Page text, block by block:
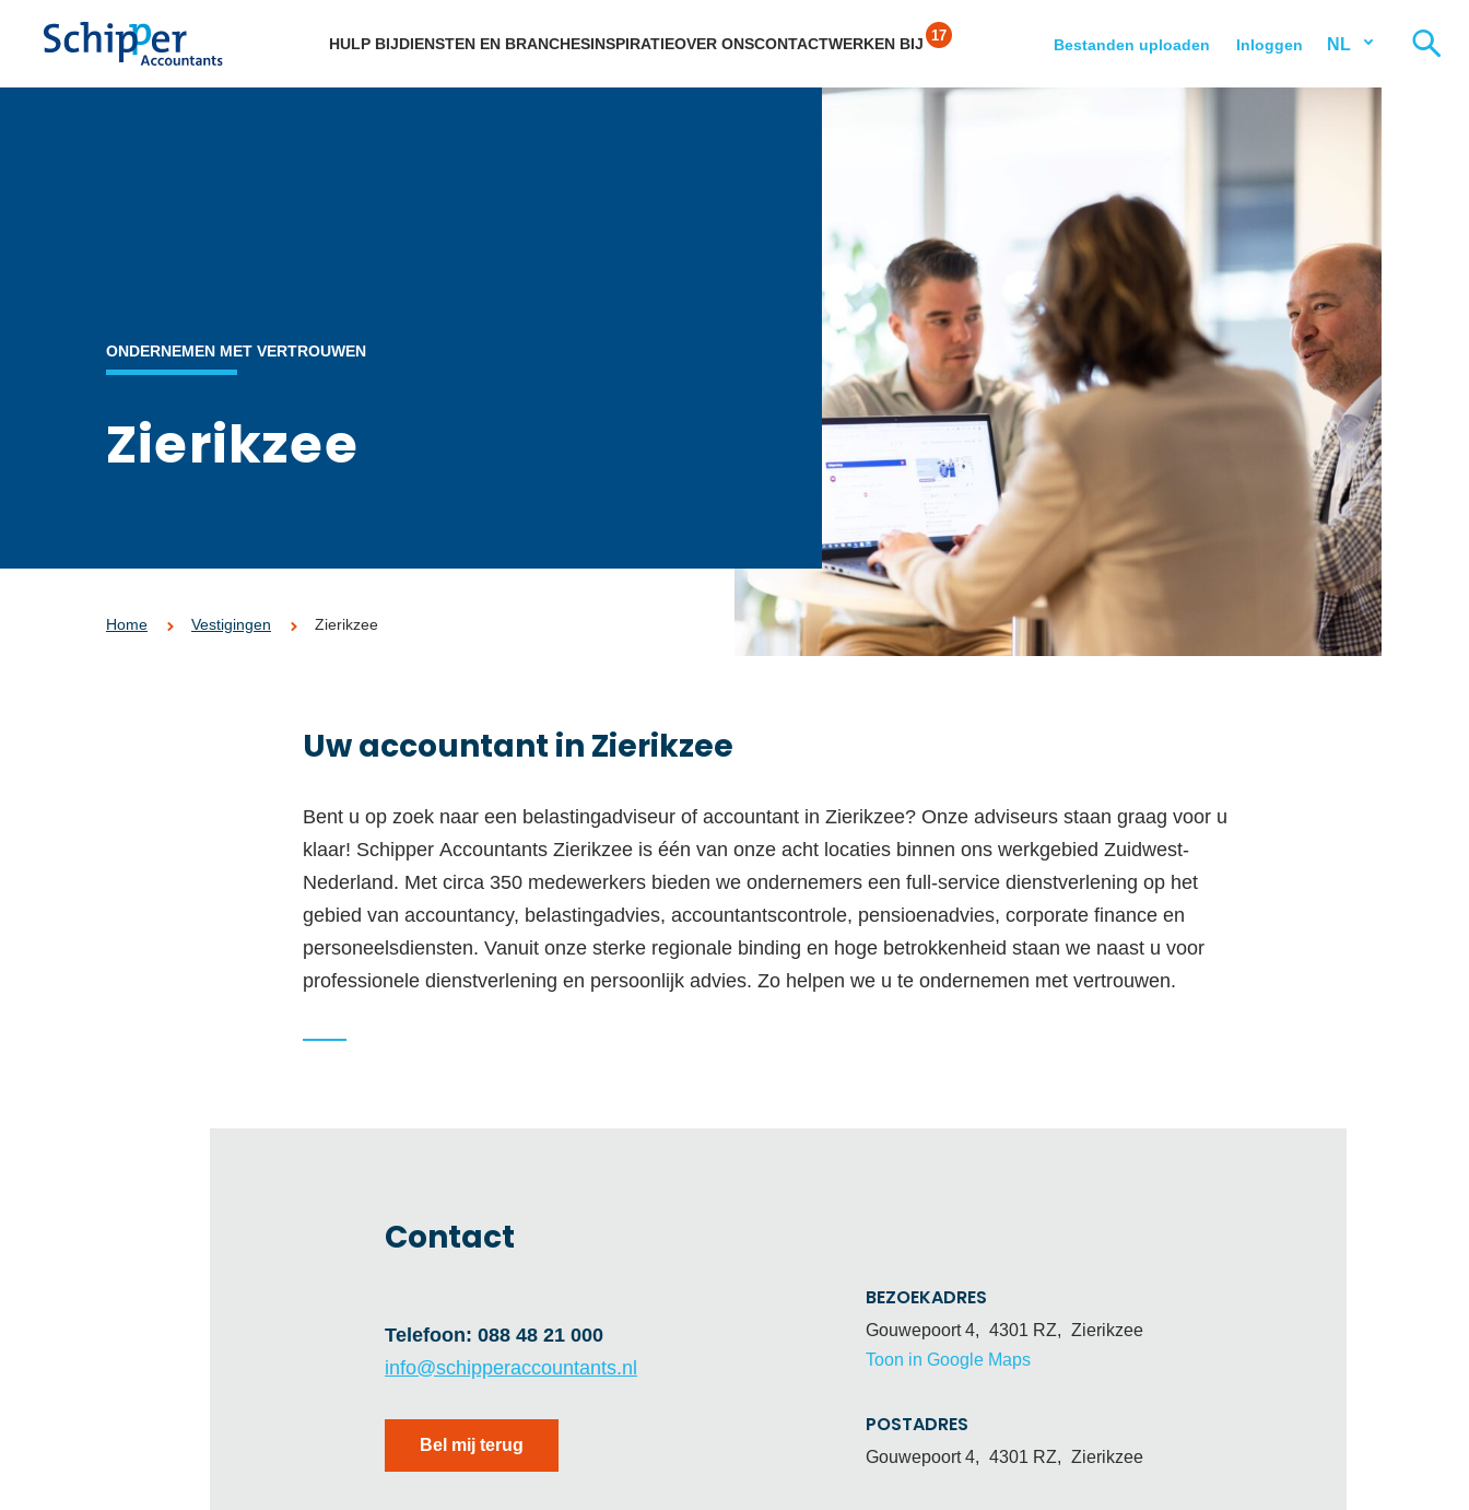
HULP BIJDIENSTEN EN BRANCHESINSPIRATIEOVER ONSCONTACTWERKEN BIJ Bestanden uploaden Inloggen NL
ONDERNEMEN MET VERTROUWEN
Zierikzee
Home Vestigingen Zierikzee
Uw accountant in Zierikzee
Bent u op zoek naar een belastingadviseur of accountant in Zierikzee? Onze adviseurs staan graag voor u
klaar! Schipper Accountants Zierikzee is één van onze acht locaties binnen ons werkgebied Zuidwest-
Nederland. Met circa 350 medewerkers bieden we ondernemers een full-service dienstverlening op het
gebied van accountancy, belastingadvies, accountantscontrole, pensioenadvies, corporate finance en
personeelsdiensten. Vanuit onze sterke regionale binding en hoge betrokkenheid staan we naast u voor
professionele dienstverlening en persoonlijk advies. Zo helpen we u te ondernemen met vertrouwen.
Contact
Telefoon: 088 48 21 000
info@schipperaccountants.nl
Bel mij terug
BEZOEKADRES
Gouwepoort 4, 4301 RZ, Zierikzee
Toon in Google Maps
POSTADRES
Gouwepoort 4, 4301 RZ, Zierikzee